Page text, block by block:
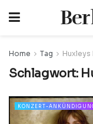
Home Tag Huxleys
Schlagwort:
KONZERT-